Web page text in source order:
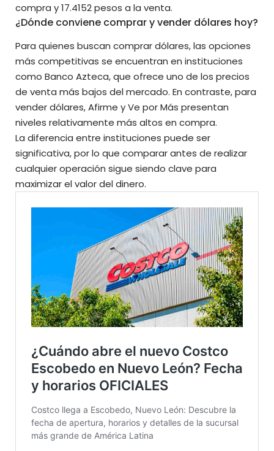
compra y 17.4152 pesos a la venta.
¿Dónde conviene comprar y vender dólares hoy?
Para quienes buscan comprar dólares, las opciones
más competitivas se encuentran en instituciones
como Banco Azteca, que ofrece uno de los precios
de venta más bajos del mercado. En contraste, para
vender dólares, Afirme y Ve por Más presentan
niveles relativamente más altos en compra.
La diferencia entre instituciones puede ser
significativa, por lo que comparar antes de realizar
cualquier operación sigue siendo clave para
maximizar el valor del dinero.